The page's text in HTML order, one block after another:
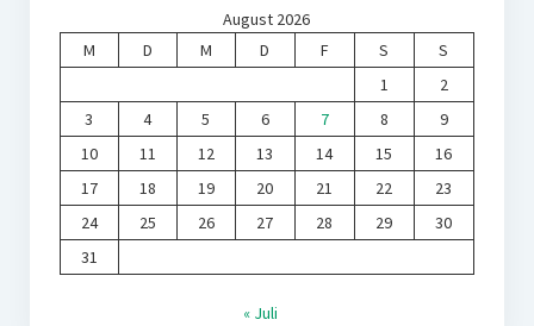
August 2026
M
D M D F S
S
1
2
3
4 5 6 7 8
9
10
11 12 13 14 15
16
17
18 19 20 21 22
23
24
25 26 27 28 29
30
31
« Juli